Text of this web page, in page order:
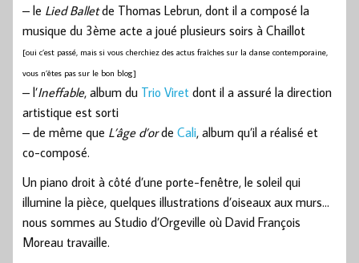
– le Lied Balletde Thomas Lebrun, dont il a composé la
musique du 3ème acte a joué plusieurs soirs à Chaillot
[oui c’est passé, mais si vous cherchiez des actus fraîches sur la danse contemporaine,
vous n’êtes pas sur le bon blog]
– l’Ineffable, album du Trio Viret dont il a assuré la direction
artistique est sorti
– de même que L’âge d’orde Cali, album qu’il a réalisé et
co-composé.
Un piano droit à côté d’une porte-fenêtre, le soleil qui
illumine la pièce, quelques illustrations d’oiseaux aux murs…
nous sommes au Studio d’Orgeville où David François
Moreau travaille.